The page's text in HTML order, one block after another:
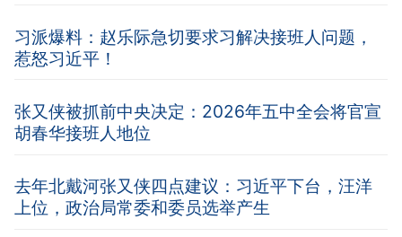
习派爆料：赵乐际急切要求习解决接班人问题，
惹怒习近平！
张又侠被抓前中央决定：2026年五中全会将官宣
胡春华接班人地位
去年北戴河张又侠四点建议：习近平下台，汪洋
上位，政治局常委和委员选举产生